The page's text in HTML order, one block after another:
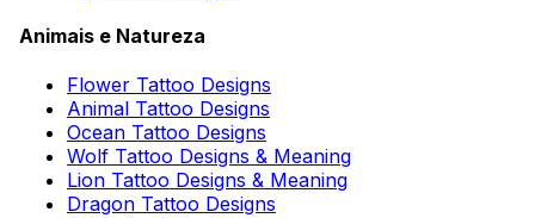
Animais e Natureza
Flower Tattoo Designs
Animal Tattoo Designs
Ocean Tattoo Designs
Wolf Tattoo Designs & Meaning
Lion Tattoo Designs & Meaning
Dragon Tattoo Designs